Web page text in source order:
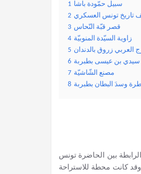
1 سبيل حمّودة باشا
2 تاريخ تونس العسكري
3 قصر قبّة النّحاس
4 زاوية السيّدة المنوبيّة
5 العربي زروق بالدندان
6 سيدي بن عيسى بطبربة
7 مصنع الشّاشيّة
8 وسدَ البطان بطبربة
باشا الحسيني ( 1782-1814) على الطريق الرابطة بين الحاضرة تونس
وقد كانت محطة للاستراحة